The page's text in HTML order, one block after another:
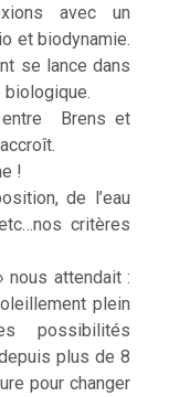
avec un
et biodynamie.
se lance dans
biologique.
entre Brens et
!
de l’eau
critères
nous attendait :
plein
possibilités
plus de 8
pour changer